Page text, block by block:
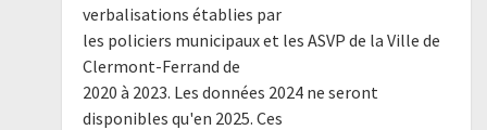
verbalisations établies par
les policiers municipaux et les ASVP de la Ville de
Clermont-Ferrand de
2020 à 2023. Les données 2024 ne seront
disponibles qu'en 2025. Ces